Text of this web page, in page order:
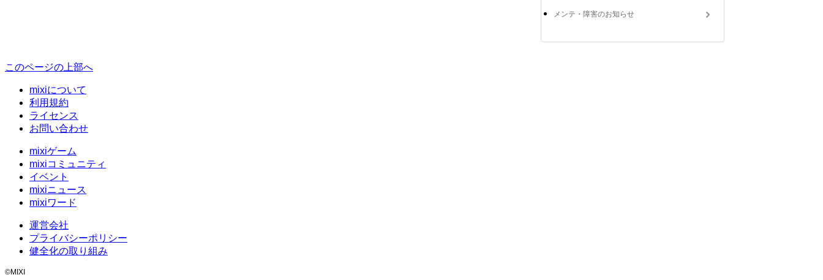
メンテ・障害のお知らせ
このページの上部へ
mixiについて
利用規約
ライセンス
お問い合わせ
mixiゲーム
mixiコミュニティ
イベント
mixiニュース
mixiワード
運営会社
プライバシーポリシー
健全化の取り組み
©MIXI